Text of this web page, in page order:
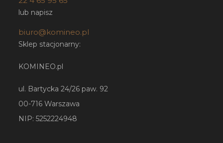
lub napisz
biuro@komineo.pl
Sklep stacjonarny:
KOMINEO.pl
ul. Bartycka 24/26 paw. 92
00-716 Warszawa
NIP: 5252224948